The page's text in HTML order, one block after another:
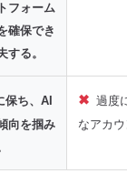
フォーム
確保でき
する。
保ち、AI
向を掴み
過度
なアカウ